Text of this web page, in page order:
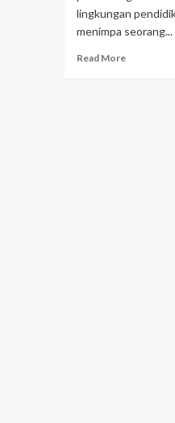
lingkungan
menimpa seorang...
Read More